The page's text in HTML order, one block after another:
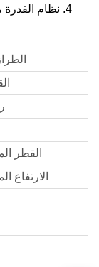
4. نظام
الطراز
القطر
الارتفاع